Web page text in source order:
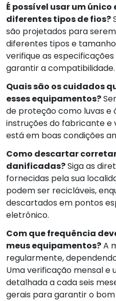
É possível usar um
diferentes tipos de fios?
são projetados para
diferentes tipos e
verifique as
garantir a compatibilidade.
Quais são os cuidados
esses equipamentos?
de proteção como luvas e
instruções do fabricante e
está em boas condições
Como descartar
danificadas?Siga as
fornecidas pela sua
podem ser recicláveis,
descartados em pontos
eletrônico.
Com que frequência
meus equipamentos?A
regularmente,
Uma verificação mensal e
detalhada a cada seis
gerais para garantir o